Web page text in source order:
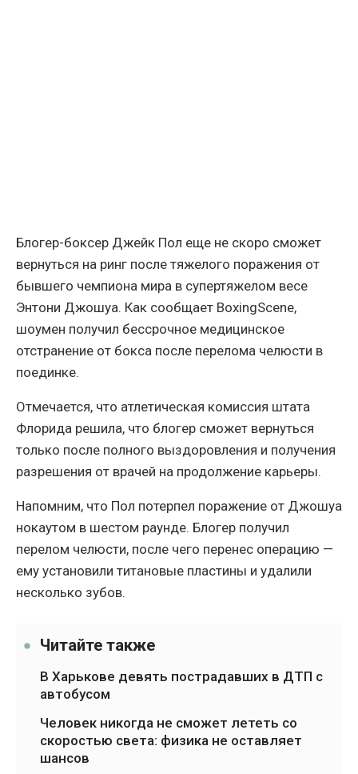
Блогер-боксер Джейк Пол еще не скоро сможет
вернуться на ринг после тяжелого поражения от
бывшего чемпиона мира в супертяжелом весе
Энтони Джошуа. Как сообщает BoxingScene,
шоумен получил бессрочное медицинское
отстранение от бокса после перелома челюсти в
поединке.
Отмечается, что атлетическая комиссия штата
Флорида решила, что блогер сможет вернуться
только после полного выздоровления и получения
разрешения от врачей на продолжение карьеры.
Напомним, что Пол потерпел поражение от Джошуа
нокаутом в шестом раунде. Блогер получил
перелом челюсти, после чего перенес операцию —
ему установили титановые пластины и удалили
несколько зубов.
Читайте также
В Харькове девять пострадавших в ДТП с
автобусом
Человек никогда не сможет лететь со
скоростью света: физика не оставляет
шансов